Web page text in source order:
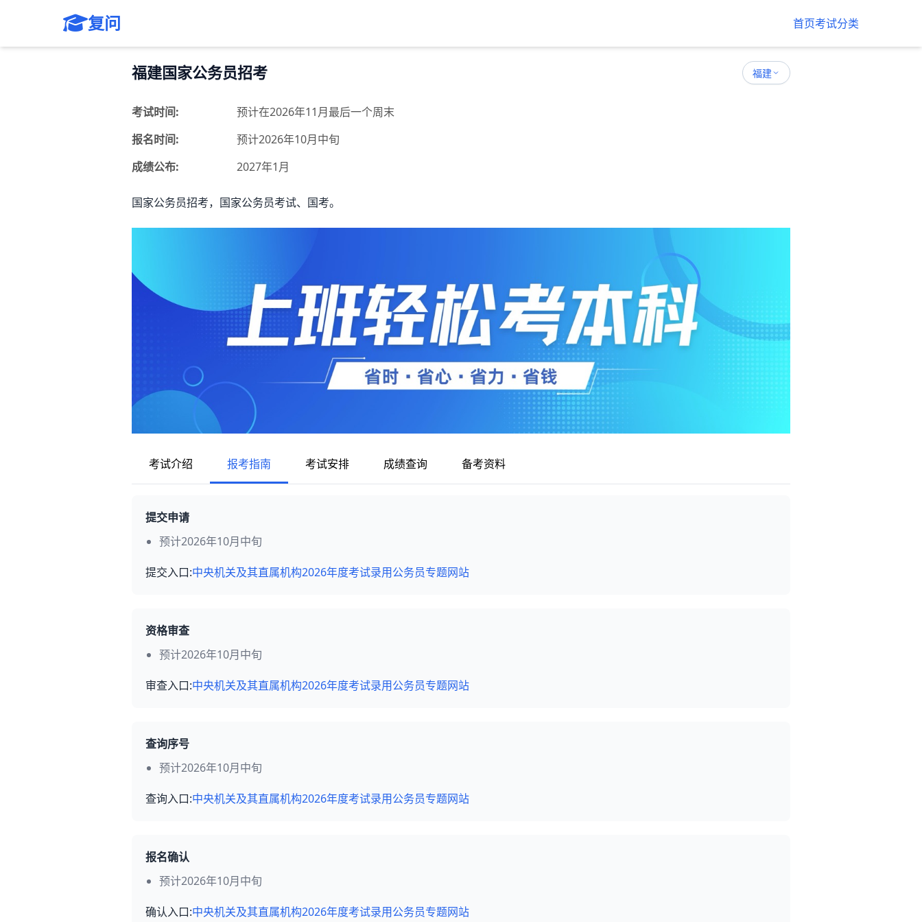
复问 首页考试分类
福建国家公务员招考 福建
考试时间:
预计在2026年11月最后一个周末
报名时间:
预计2026年10月中旬
成绩公布:
2027年1月
国家公务员招考，国家公务员考试、国考。
考试介绍 报考指南 考试安排 成绩查询 备考资料
提交申请
预计2026年10月中旬
提交入口:中央机关及其直属机构2026年度考试录用公务员专题网站
资格审查
预计2026年10月中旬
审查入口:中央机关及其直属机构2026年度考试录用公务员专题网站
查询序号
预计2026年10月中旬
查询入口:中央机关及其直属机构2026年度考试录用公务员专题网站
报名确认
预计2026年10月中旬
确认入口:中央机关及其直属机构2026年度考试录用公务员专题网站